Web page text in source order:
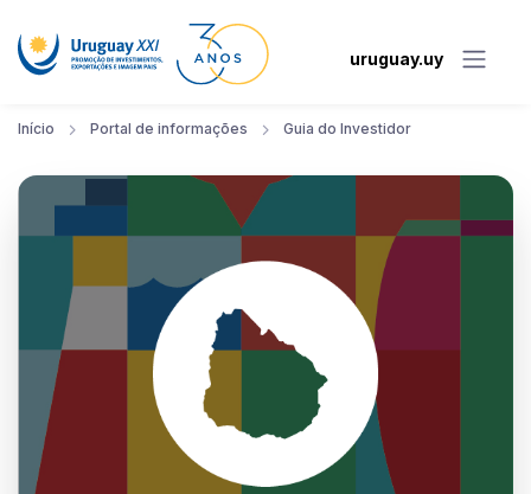
uruguay.uy
Início Portal de informações Guia do Investidor